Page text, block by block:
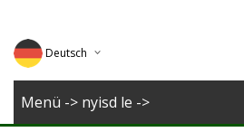
Deutsch
English
Menü -> nyisd le ->